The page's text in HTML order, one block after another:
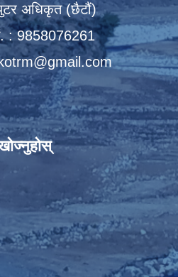
अधिकृत (छैटौं)
: 9858076261